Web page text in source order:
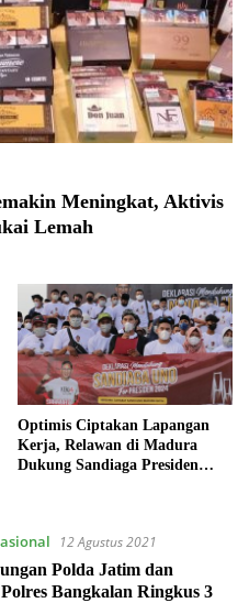
Meningkat, Aktivis
Lemah
Optimis Ciptakan Lapangan
Kerja, Relawan di Madura
Dukung Sandiaga Presiden
12 Agustus 2021
Polda Jatim dan
Bangkalan Ringkus 3